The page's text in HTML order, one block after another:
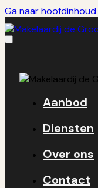
Ga naar hoofdinhoud
Aanbod
Diensten
Over ons
Contact